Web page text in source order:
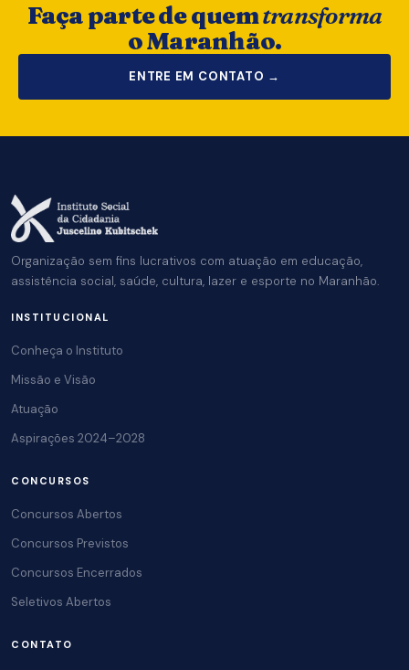
Faça parte de quemtransforma
o Maranhão.
ENTRE EM CONTATO →
Organização sem fins lucrativos com atuação em educação,
assistência social, saúde, cultura, lazer e esporte no Maranhão.
INSTITUCIONAL
Conheça o Instituto
Missão e Visão
Atuação
Aspirações 2024–2028
CONCURSOS
Concursos Abertos
Concursos Previstos
Concursos Encerrados
Seletivos Abertos
CONTATO